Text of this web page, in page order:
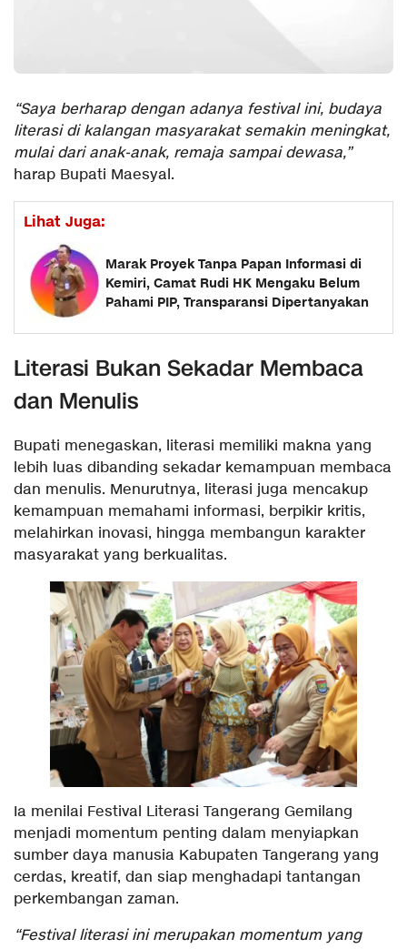
“Saya berharap dengan adanya festival ini, budaya
literasi di kalangan masyarakat semakin meningkat,
mulai dari anak-anak, remaja sampai dewasa,”
harap Bupati Maesyal.
Lihat Juga:
Marak Proyek Tanpa Papan Informasi di
Kemiri, Camat Rudi HK Mengaku Belum
Pahami PIP, Transparansi Dipertanyakan
Literasi Bukan Sekadar Membaca
dan Menulis
Bupati menegaskan, literasi memiliki makna yang
lebih luas dibanding sekadar kemampuan membaca
dan menulis. Menurutnya, literasi juga mencakup
kemampuan memahami informasi, berpikir kritis,
melahirkan inovasi, hingga membangun karakter
masyarakat yang berkualitas.
Ia menilai Festival Literasi Tangerang Gemilang
menjadi momentum penting dalam menyiapkan
sumber daya manusia Kabupaten Tangerang yang
cerdas, kreatif, dan siap menghadapi tantangan
perkembangan zaman.
“Festival literasi ini merupakan momentum yang